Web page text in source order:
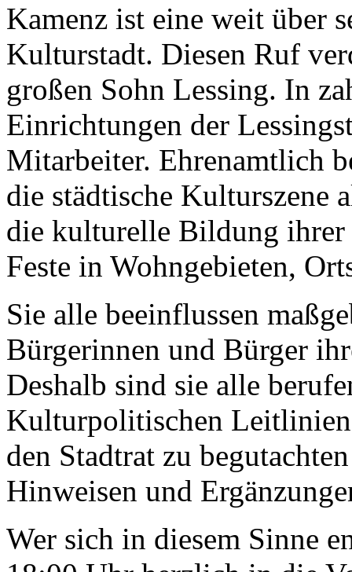
Kamenz ist eine weit über
Kulturstadt. Diesen Ruf
großen Sohn Lessing. In
Einrichtungen der
Mitarbeiter. Ehrenamtlich
die städtische Kulturszene
die kulturelle Bildung
Feste in Wohngebieten,
Sie alle beeinflussen
Bürgerinnen und Bürger
Deshalb sind sie alle
Kulturpolitischen
den Stadtrat zu
Hinweisen und
Wer sich in diesem Sinne